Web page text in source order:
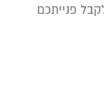
פנייתכם